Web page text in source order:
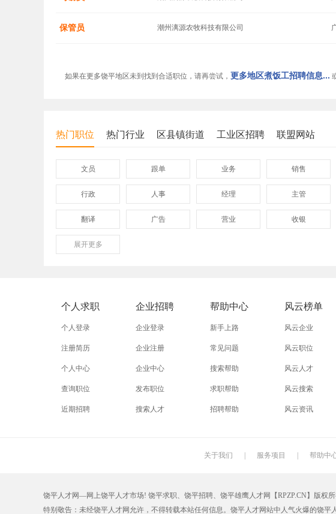
保管员 潮州漓源农牧科技有限公司
如果在更多饶平地区未到找到合适职位，请再尝试， 更多地区煮饭工招聘信息...
热门职位 热门行业 区县镇街道 工业区招聘 联盟网站
文员 跟单 业务 销售
行政 人事 经理 主管
翻译 广告 营业 收银
保险
促销员 导购员 操作工 晒版工
熨烫工 裁剪工 锣工 装修工
仓管员 仓库管理员 线切割 铸造工
展开更多
个人求职
个人登录
注册简历
个人中心
查询职位
近期招聘
企业招聘
企业登录
企业注册
企业中心
发布职位
搜索人才
帮助中心
新手上路
常见问题
搜索帮助
求职帮助
招聘帮助
风云榜单
风云企业
风云职位
风云人才
风云搜索
风云资讯
关于我们 服务项目 帮助中
饶平人才网—网上饶平人才市场! 饶平求职、饶平招聘、饶平雄鹰人才网【RPZP.CN】版权
特别敬告：未经饶平人才网允许，不得转载本站任何信息。饶平人才网站中人气火爆的饶平